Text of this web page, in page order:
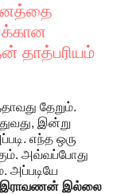
தாத்பரியம்
தேறும்.
இன்று
எந்த ஒரு
அவ்வப்போது
அப்படியே
இராவணன் இல்லை